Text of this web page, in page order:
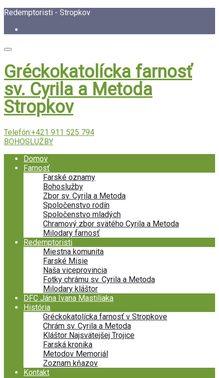
Redemptoristi - Stropkov
Gréckokatolícka farnosť
sv. Cyrila a Metoda
Stropkov
Telefón:+421 911 525 794
BOHOSLUŽBY
Domov
Farnosť
Farské oznamy
Bohoslužby
Zbor sv. Cyrila a Metoda
Spoločenstvo rodín
Spoločenstvo mladých
Chramový zbor svätého Cyrila a Metoda
Milodary farnosť
Redemptoristi
Miestna komunita
Farské Misie
Naša viceprovincia
Fotky chrámu sv. Cyrila a Metoda
Milodary kláštor
DFC Jána Ivana Mastiliaka
História
Gréckokatolícka farnosť v Stropkove
Chrám sv. Cyrila a Metoda
Kláštor Najsvätejšej Trojice
Farská kronika
Metodov Memoriál
Zoznam kňazov
Kontakt